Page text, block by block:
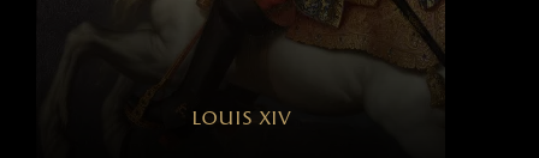
louis xiv